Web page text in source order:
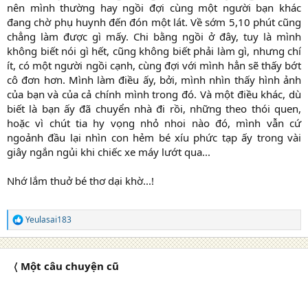
nên mình thường hay ngồi đợi cùng một người bạn khác
đang chờ phụ huynh đến đón một lát. Về sớm 5,10 phút cũng
chẳng làm được gì mấy. Chi bằng ngồi ở đây, tuy là mình
không biết nói gì hết, cũng không biết phải làm gì, nhưng chí
ít, có một người ngồi cạnh, cùng đợi với mình hẳn sẽ thấy bớt
cô đơn hơn. Mình làm điều ấy, bởi, mình nhìn thấy hình ảnh
của bạn và của cả chính mình trong đó. Và một điều khác, dù
biết là bạn ấy đã chuyển nhà đi rồi, những theo thói quen,
hoặc vì chút tia hy vọng nhỏ nhoi nào đó, mình vẫn cứ
ngoảnh đầu lại nhìn con hẻm bé xíu phức tạp ấy trong vài
giây ngắn ngủi khi chiếc xe máy lướt qua...
Nhớ lắm thuở bé thơ dại khờ...!
R
e
a
Yeulasai183
〈 Một câu chuyện cũ